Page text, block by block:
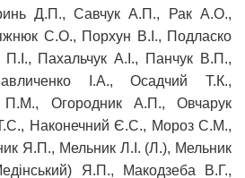
Д.П., Савчук А.П., Рак А.О.,
С.О., Порхун В.І., Подласко
Пахальчук А.І., Панчук В.П.,
І.А., Осадчий Т.К.,
П.М., Огородник А.П., Овчарук
Наконечний Є.С., Мороз С.М.,
Я.П., Мельник Л.І. (Л.), Мельник
Я.П., Макодзеба В.Г.,